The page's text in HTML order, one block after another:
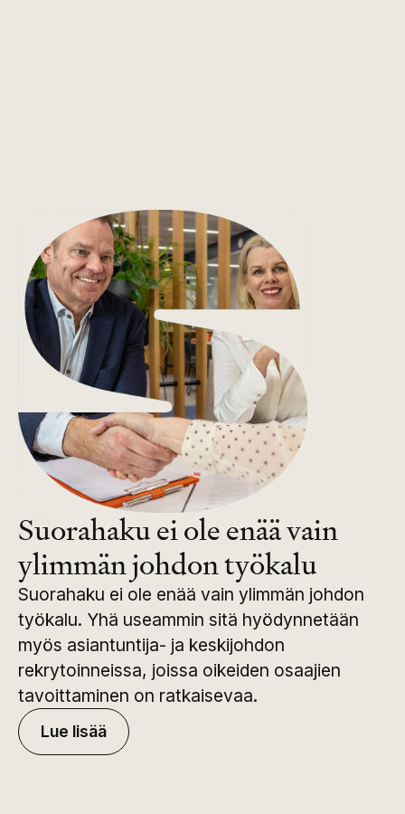
Suorahaku ei ole enää vain
ylimmän johdon työkalu
Suorahaku ei ole enää vain ylimmän johdon
työkalu. Yhä useammin sitä hyödynnetään
myös asiantuntija- ja keskijohdon
rekrytoinneissa, joissa oikeiden osaajien
tavoittaminen on ratkaisevaa.
Lue lisää